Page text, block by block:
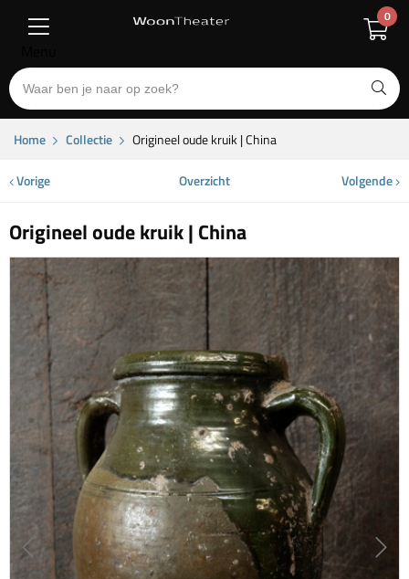
0
Home Collectie Origineel oude kruik | China
Vorige Overzicht Volgende
Origineel oude kruik | China